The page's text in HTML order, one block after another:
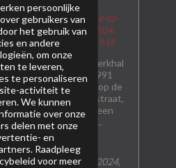
een onderwerp
18-02-
2024,
19:18
De Rijswijkse Vuurwerkhal
verkoopt als sinds 1991
Vuurwerk, toen nog op de
Willem van Rijswijckstraat,
en is door de jaren heen
uitgegroeid tot één...
Kruitveteraan;17-09-2024,
persoonlijke
gebruikers van
het gebruik van
en andere
om onze
te leveren,
te personaliseren
activiteit te
We kunnen
over onze
delen met onze
en
Raadpleeg
voor meer